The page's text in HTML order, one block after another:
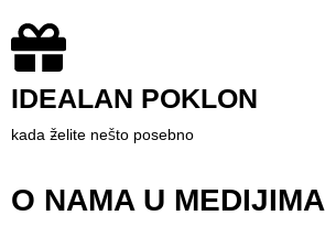
IDEALAN POKLON
kada želite nešto posebno
O NAMA U MEDIJIMA